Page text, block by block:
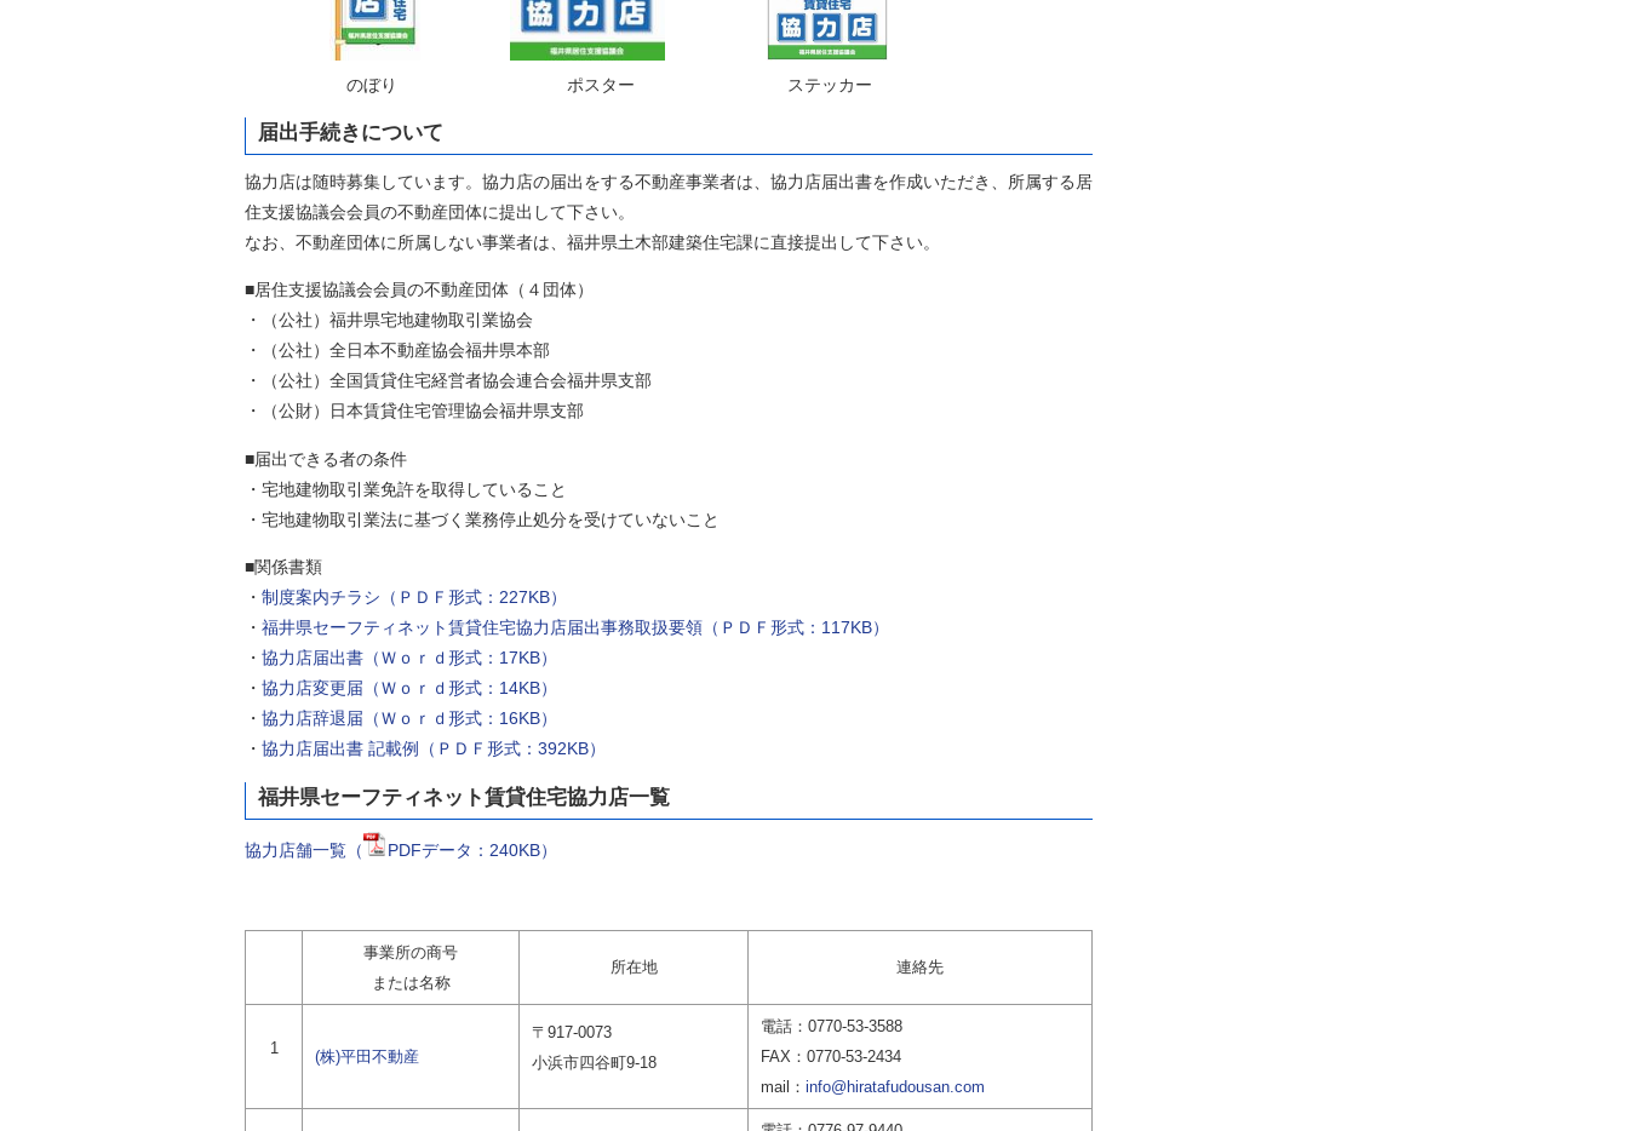
のぼり ポスター ステッカー
届出手続きについて
協力店は随時募集しています。協力店の届出をする不動産事業者は、協力店届出書を作成いただき、所属する居
住支援協議会会員の不動産団体に提出して下さい。
なお、不動産団体に所属しない事業者は、福井県土木部建築住宅課に直接提出して下さい。
■居住支援協議会会員の不動産団体（４団体）
・（公社）福井県宅地建物取引業協会
・（公社）全日本不動産協会福井県本部
・（公社）全国賃貸住宅経営者協会連合会福井県支部
・（公財）日本賃貸住宅管理協会福井県支部
■届出できる者の条件
・宅地建物取引業免許を取得していること
・宅地建物取引業法に基づく業務停止処分を受けていないこと
■関係書類
・ 制度案内チラシ（ＰＤＦ形式：227KB）
・ 福井県セーフティネット賃貸住宅協力店届出事務取扱要領（ＰＤＦ形式：117KB）
・ 協力店届出書（Ｗｏｒｄ形式：17KB）
・ 協力店変更届（Ｗｏｒｄ形式：14KB）
・ 協力店辞退届（Ｗｏｒｄ形式：16KB）
・ 協力店届出書 記載例（ＰＤＦ形式：392KB）
福井県セーフティネット賃貸住宅協力店一覧
協力店舗一覧（ PDFデータ：240KB）
事業所の商号
または名称
所在地 連絡先
1 (株)平田不動産
〒917-0073
小浜市四谷町9-18
電話：0770-53-3588
FAX：0770-53-2434
mail： info@hiratafudousan.com